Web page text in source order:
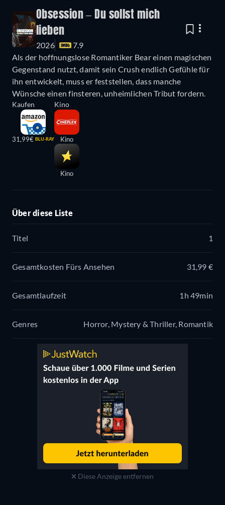
Obsession – Du sollst mich
lieben
2026
7.9
Als der hoffnungslose Romantiker Bear einen magischen
Gegenstand nutzt, damit sein Crush endlich Gefühle für
ihn entwickelt, muss er feststellen, dass manche
Wünsche einen finsteren, unheimlichen Tribut fordern.
Kaufen
31,99€ BLU-RAY
Kino
Kino
Kino
Über diese Liste
Titel 1
Gesamtkosten Fürs Ansehen 31,99 €
Gesamtlaufzeit 1h 49min
Genres Horror, Mystery & Thriller, Romantik
Diese Anzeige entfernen